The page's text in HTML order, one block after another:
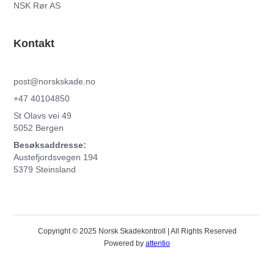
NSK Rør AS
Kontakt
post@norskskade.no
+47 40104850
St Olavs vei 49
5052 Bergen
Besøksaddresse:
Austefjordsvegen 194
5379 Steinsland
Copyright © 2025 Norsk Skadekontroll | All Rights Reserved
Powered by attentio